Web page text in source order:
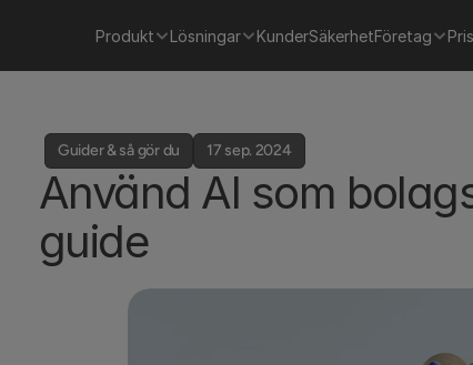
Produkt Lösningar KunderSäkerhetFöretag
Guider & så gör du 17 sep. 2024
Använd AI som
guide